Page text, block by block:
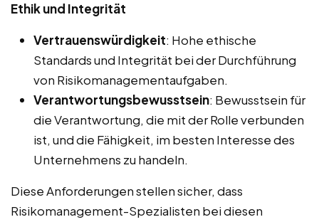
Ethik und Integrität
Vertrauenswürdigkeit: Hohe ethische
Standards und Integrität bei der Durchführung
von Risikomanagementaufgaben.
Verantwortungsbewusstsein: Bewusstsein für
die Verantwortung, die mit der Rolle verbunden
ist, und die Fähigkeit, im besten Interesse des
Unternehmens zu handeln.
Diese Anforderungen stellen sicher, dass
Risikomanagement-Spezialisten bei diesen